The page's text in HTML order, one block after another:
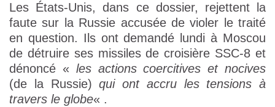
Les États-Unis, dans ce dossier, rejettent la
faute sur la Russie accusée de violer le traité
en question. Ils ont demandé lundi à Moscou
de détruire ses missiles de croisière SSC-8 et
dénoncé « les actions coercitives et nocives
(de la Russie)qui ont accru les tensions à
travers le globe« .